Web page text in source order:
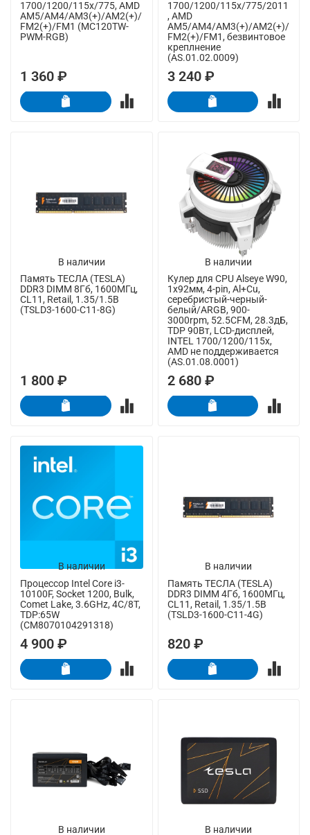
1700/1200/115x/775, AMD
AM5/AM4/AM3(+)/AM2(+)/
FM2(+)/FM1 (MC120TW-
PWM-RGB)
1 360 ₽
1700/1200/115x/775/2011
, AMD
AM5/AM4/AM3(+)/AM2(+)/
FM2(+)/FM1, безвинтовое
креплнение
(AS.01.02.0009)
3 240 ₽
В наличии
Память ТЕСЛА (TESLA)
DDR3 DIMM 8Гб, 1600МГц,
CL11, Retail, 1.35/1.5В
(TSLD3-1600-C11-8G)
1 800 ₽
В наличии
Кулер для CPU Alseye W90,
1х92мм, 4-pin, Al+Cu,
серебристый-черный-
белый/ARGB, 900-
3000rpm, 52.5CFM, 28.3дБ,
TDP 90Вт, LCD-дисплей,
INTEL 1700/1200/115x,
AMD не поддерживается
(AS.01.08.0001)
2 680 ₽
В наличии
Процессор Intel Core i3-
10100F, Socket 1200, Bulk,
Comet Lake, 3.6GHz, 4C/8T,
TDP:65W
(CM8070104291318)
4 900 ₽
В наличии
Память ТЕСЛА (TESLA)
DDR3 DIMM 4Гб, 1600МГц,
CL11, Retail, 1.35/1.5В
(TSLD3-1600-C11-4G)
820 ₽
В наличии
В наличии